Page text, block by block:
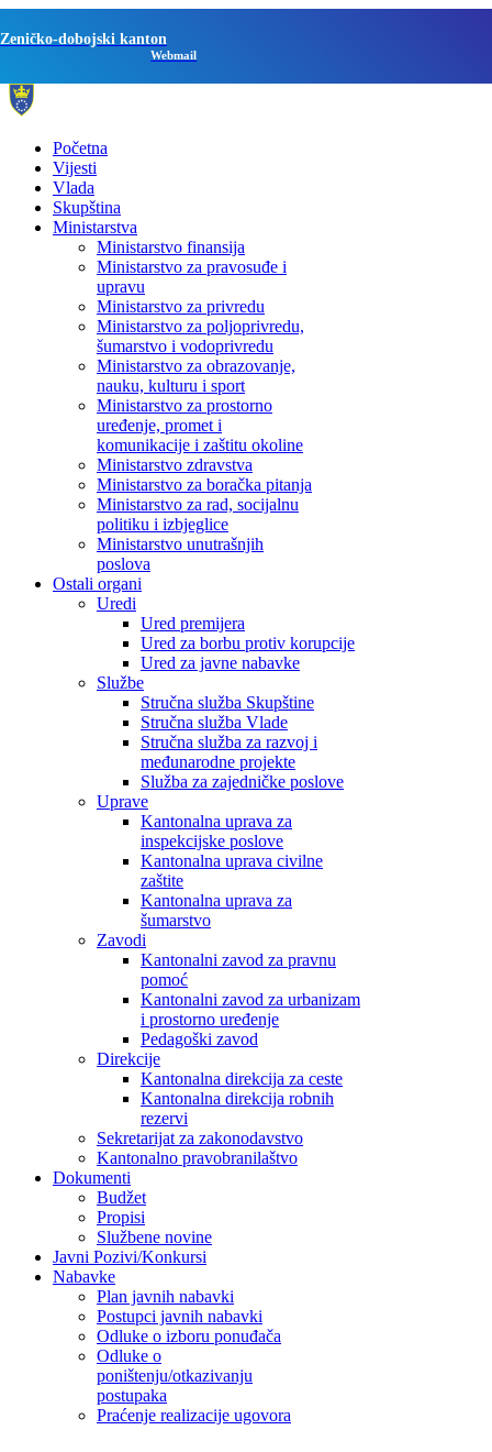
Zeničko-dobojski kanton
Webmail
Početna
Vijesti
Vlada
Skupština
Ministarstva
Ministarstvo finansija
Ministarstvo za pravosuđe i
upravu
Ministarstvo za privredu
Ministarstvo za poljoprivredu,
šumarstvo i vodoprivredu
Ministarstvo za obrazovanje,
nauku, kulturu i sport
Ministarstvo za prostorno
uređenje, promet i
komunikacije i zaštitu okoline
Ministarstvo zdravstva
Ministarstvo za boračka pitanja
Ministarstvo za rad, socijalnu
politiku i izbjeglice
Ministarstvo unutrašnjih
poslova
Ostali organi
Uredi
Ured premijera
Ured za borbu protiv korupcije
Ured za javne nabavke
Službe
Stručna služba Skupštine
Stručna služba Vlade
Stručna služba za razvoj i
međunarodne projekte
Služba za zajedničke poslove
Uprave
Kantonalna uprava za
inspekcijske poslove
Kantonalna uprava civilne
zaštite
Kantonalna uprava za
šumarstvo
Zavodi
Kantonalni zavod za pravnu
pomoć
Kantonalni zavod za urbanizam
i prostorno uređenje
Pedagoški zavod
Direkcije
Kantonalna direkcija za ceste
Kantonalna direkcija robnih
rezervi
Sekretarijat za zakonodavstvo
Kantonalno pravobranilaštvo
Dokumenti
Budžet
Propisi
Službene novine
Javni Pozivi/Konkursi
Nabavke
Plan javnih nabavki
Postupci javnih nabavki
Odluke o izboru ponuđača
Odluke o
poništenju/otkazivanju
postupaka
Praćenje realizacije ugovora